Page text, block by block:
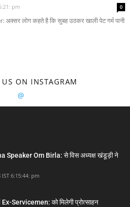
pm 0
लोग कहते है कि सुबह उठकर खाली पेट गर्म पानी
ON INSTAGRAM
@
Speaker Om Birla: से विस अध्यक्ष खंडूड़ी ने
IST 6:15:44: pm
Servicemen: को मिलेगी प्रोत्साहन